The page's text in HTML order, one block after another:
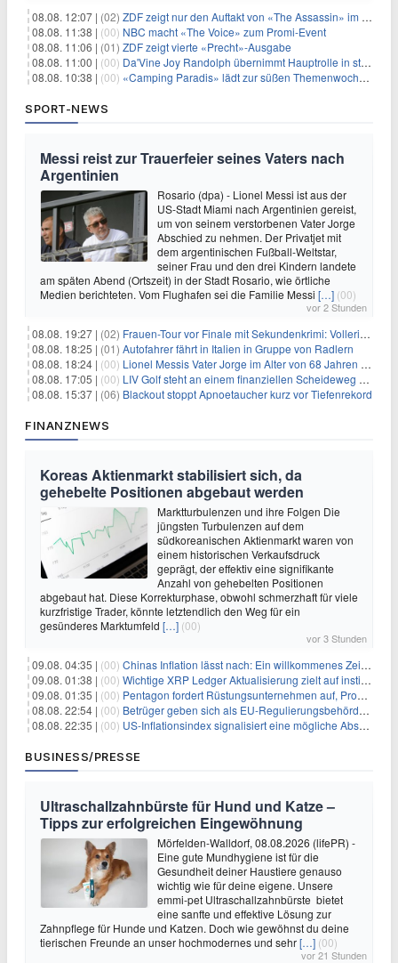
08.08. 12:07 | (02) ZDF zeigt nur den Auftakt von «The Assassin» im Fernsehen
08.08. 11:38 | (00) NBC macht «The Voice» zum Promi-Event
08.08. 11:06 | (01) ZDF zeigt vierte «Precht»-Ausgabe
08.08. 11:00 | (00) Da'Vine Joy Randolph übernimmt Hauptrolle in starbesetzter schwarzer Komödie
08.08. 10:38 | (00) «Camping Paradis» lädt zur süßen Themenwoche ein
SPORT-NEWS
Messi reist zur Trauerfeier seines Vaters nach
Argentinien
Rosario (dpa) - Lionel Messi ist aus der
US-Stadt Miami nach Argentinien gereist,
um von seinem verstorbenen Vater Jorge
Abschied zu nehmen. Der Privatjet mit
dem argentinischen Fußball-Weltstar,
seiner Frau und den drei Kindern landete
am späten Abend (Ortszeit) in der Stadt Rosario, wie örtliche
Medien berichteten. Vom Flughafen sei die Familie Messi […] (00)
vor 2 Stunden
08.08. 19:27 | (02) Frauen-Tour vor Finale mit Sekundenkrimi: Vollering in Gelb
08.08. 18:25 | (01) Autofahrer fährt in Italien in Gruppe von Radlern
08.08. 18:24 | (00) Lionel Messis Vater Jorge im Alter von 68 Jahren gestorben
08.08. 17:05 | (00) LIV Golf steht an einem finanziellen Scheideweg auf der Suche nach neuen Investitionen
08.08. 15:37 | (06) Blackout stoppt Apnoetaucher kurz vor Tiefenrekord
FINANZNEWS
Koreas Aktienmarkt stabilisiert sich, da
gehebelte Positionen abgebaut werden
Marktturbulenzen und ihre Folgen Die
jüngsten Turbulenzen auf dem
südkoreanischen Aktienmarkt waren von
einem historischen Verkaufsdruck
geprägt, der effektiv eine signifikante
Anzahl von gehebelten Positionen
abgebaut hat. Diese Korrekturphase, obwohl schmerzhaft für viele
kurzfristige Trader, könnte letztendlich den Weg für ein
gesünderes Marktumfeld […] (00)
vor 3 Stunden
09.08. 04:35 | (00) Chinas Inflation lässt nach: Ein willkommenes Zeichen für Investoren angesichts der Folgen des Öl-Schocks
09.08. 01:38 | (00) Wichtige XRP Ledger Aktualisierung zielt auf institutionelle Akzeptanz ab
09.08. 01:35 | (00) Pentagon fordert Rüstungsunternehmen auf, Produktion angesichts eskalierender globaler Spannungen zu steigern
08.08. 22:54 | (00) Betrüger geben sich als EU-Regulierungsbehörden aus, um Krypto-Nutzer nach MiCA-Deadline ins Visier zu nehmen
08.08. 22:35 | (00) US-Inflationsindex signalisiert eine mögliche Abschwächung der Inflationsdruck
BUSINESS/PRESSE
Ultraschallzahnbürste für Hund und Katze –
Tipps zur erfolgreichen Eingewöhnung
Mörfelden-Walldorf, 08.08.2026 (lifePR) -
Eine gute Mundhygiene ist für die
Gesundheit deiner Haustiere genauso
wichtig wie für deine eigene. Unsere
emmi-pet Ultraschallzahnbürste bietet
eine sanfte und effektive Lösung zur
Zahnpflege für Hunde und Katzen. Doch wie gewöhnst du deine
tierischen Freunde an unser hochmodernes und sehr[…] (00)
vor 21 Stunden